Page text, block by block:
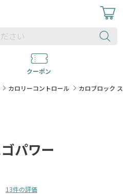
クーポン
カロリーコントロール カロブロック
パワー
13件の評価